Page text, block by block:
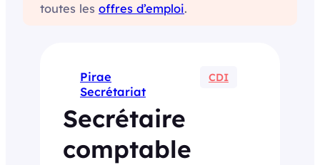
toutes les offres d’emploi.
Pirae CDI
Secrétariat
Secrétaire
comptable